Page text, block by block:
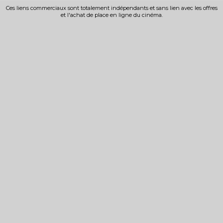
Ces liens commerciaux sont totalement indépendants et sans lien avec les offres
et l'achat de place en ligne du cinéma.